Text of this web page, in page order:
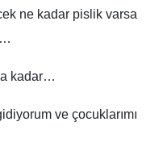
ne kadar pislik varsa
kadar…
ve çocuklarımı